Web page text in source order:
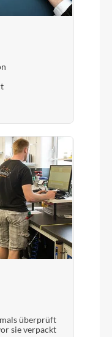
überprüft
sie verpackt